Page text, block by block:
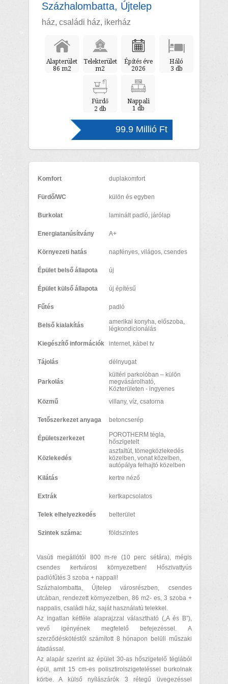
Százhalombatta, Újtelep
ház, családi ház, ikerház
Alapterület
86 m2
Telekterület
m2
Építés éve
2026
Háló
3 db
Fürdő
2 db
Nappali
1 db
99.9 Millió Ft
Komfort duplakomfort
Fürdő/WC külön és egyben
Burkolat laminált padló, járólap
Energiatanúsítvány A+
Környezeti hatás napfényes, világos, csendes
Épület belső állapota új
Épület külső állapota új építésű
Fűtés padló
Belső kialakítás
amerikai konyha, előszoba,
légkondicionálás
Kiegészítő információk internet, kábel tv
Tájolás délnyugat
Parkolás
kültéri parkolóban – külön
megvásárolható,
Közterületen - ingyenes
Közmű
villany, víz, csatorna
Tetőszerkezet anyaga betoncserép
Épületszerkezet
POROTHERM tégla,
hőszigetelt
Közlekedés
aszfaltút, tömegközlekedés
közelben, vonat közelben,
autópálya felhajtó közelben
Kilátás
kertre néző
Extrák kertkapcsolatos
Telek elhelyezkedés belterület
Szintek száma: földszintes
Vasúti megállótól 800 m-re (10 perc sétára), mégis
csendes kertvárosi környezetben! Hőszivattyús
padlófűtés 3 szoba + nappali!
Százhalombatta, Újtelep városrészben, csendes
utcában, rendezett környezetben, 86 m2- es, 3 szoba +
nappalis, családi ház, saját használatú telekkel.
Az ingatlan kétféle alaprajzzal választható („A és B”),
vevő igényének megfelelő befejezéssel. A
szerződéskötéstől számított 8 hónapon belüli műszaki
átadással.
Az alapár szerint az épület 30-as hőszigetelő téglából
épül, amit 15 cm-es polisztirolszigeteléssel burkolnak
körbe. A külső nyílászárók 3 rétegű üvegezéssel